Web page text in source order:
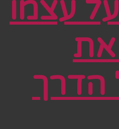
עצמו
את
הדרך